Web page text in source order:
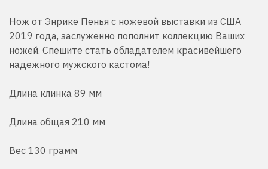
Нож от Энрике Пенья с ножевой выставки из США
2019 года, заслуженно пополнит коллекцию Ваших
ножей. Спешите стать обладателем красивейшего
надежного мужского кастома!
Длина клинка 89 мм
Длина общая 210 мм
Вес 130 грамм